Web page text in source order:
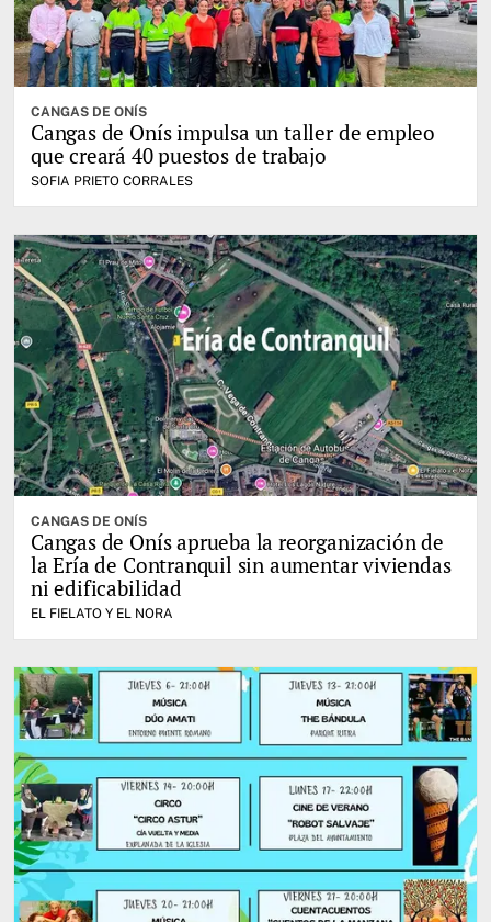
CANGAS DE ONÍS
Cangas de Onís impulsa un taller de empleo
que creará 40 puestos de trabajo
SOFIA PRIETO CORRALES
CANGAS DE ONÍS
Cangas de Onís aprueba la reorganización de
la Ería de Contranquil sin aumentar viviendas
ni edificabilidad
EL FIELATO Y EL NORA